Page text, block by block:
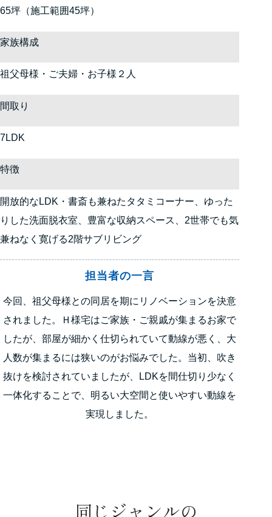
65坪（施工範囲45坪）
家族構成
祖父母様・ご夫婦・お子様２人
間取り
7LDK
特徴
開放的なLDK・書斎も兼ねたタタミコーナー、ゆった
りした洗面脱衣室、豊富な収納スペース、2世帯でも気
兼ねなく寛げる2階サブリビング
担当者の一言
今回、祖父母様との同居を期にリノベーションを決意
されました。Ｈ様宅はご家族・ご親戚が集まるお家で
したが、部屋が細かく仕切られていて動線が悪く、大
人数が集まるには狭いのがお悩みでした。当初、吹き
抜けを検討されていましたが、LDKを間仕切り少なく
一体化することで、明るい大空間と使いやすい動線を
実現しました。
同じジャンルの